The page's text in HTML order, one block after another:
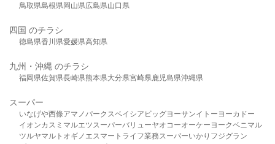
鳥取県島根県岡山県広島県山口県
四国 のチラシ
徳島県香川県愛媛県高知県
九州・沖縄 のチラシ
福岡県佐賀県長崎県熊本県大分県宮崎県鹿児島県沖縄県
スーパー
いなげや西條アマノパークスベイシア ビッグヨーサンイトーヨーカドー
イオンカスミ マルエツスーパーバリューヤオコーオーケー ヨークベニマル
ツルヤマルト オギノ エスマート ライフ業務スーパーいかり フジグラン